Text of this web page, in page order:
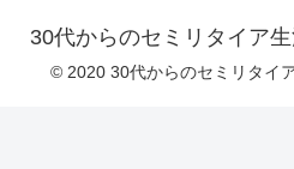
30代からのセミリタイア
© 2020 30代からのセミリタイ